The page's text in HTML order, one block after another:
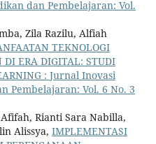
dan Pembelajaran: Vol.
Zila Razilu, Alfiah
TEKNOLOGI
ERA DIGITAL: STUDI
: Jurnal Inovasi
Pembelajaran: Vol. 6 No. 3
Rianti Sara Nabilla,
Alissya, IMPLEMENTASI